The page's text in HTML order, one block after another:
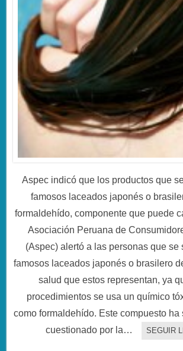
Aspec indicó que los productos que
famosos laceados japonés o
formaldehído, componente que puede
Asociación Peruana de
(Aspec) alertó a las personas que se
famosos laceados japonés o brasilero
salud que estos representan, ya
procedimientos se usa un químico
como formaldehído. Este compuesto ha
cuestionado por la…
SEGUIR